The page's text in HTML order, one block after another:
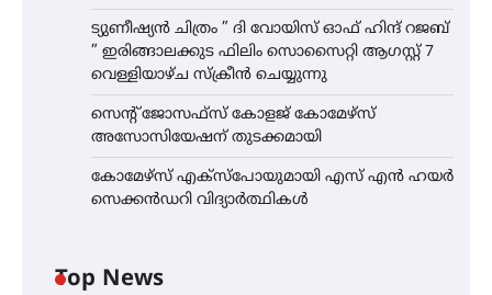
ട്യുണീഷ്യൻ ചിത്രം ” ദി വോയിസ് ഓഫ് ഹിന്ദ് റജബ്
” ഇരിങ്ങാലക്കുട ഫിലിം സൊസൈറ്റി ആഗസ്റ്റ് 7
വെള്ളിയാഴ്ച സ്‌ക്രീൻ ചെയ്യുന്നു
സെന്റ് ജോസഫ്സ് കോളജ് കോമേഴ്‌സ്
അസോസിയേഷന് തുടക്കമായി
കോമേഴ്സ് എക്സ്പോയുമായി എസ് എൻ ഹയർ
സെക്കൻഡറി വിദ്യാർത്ഥികൾ
Top News